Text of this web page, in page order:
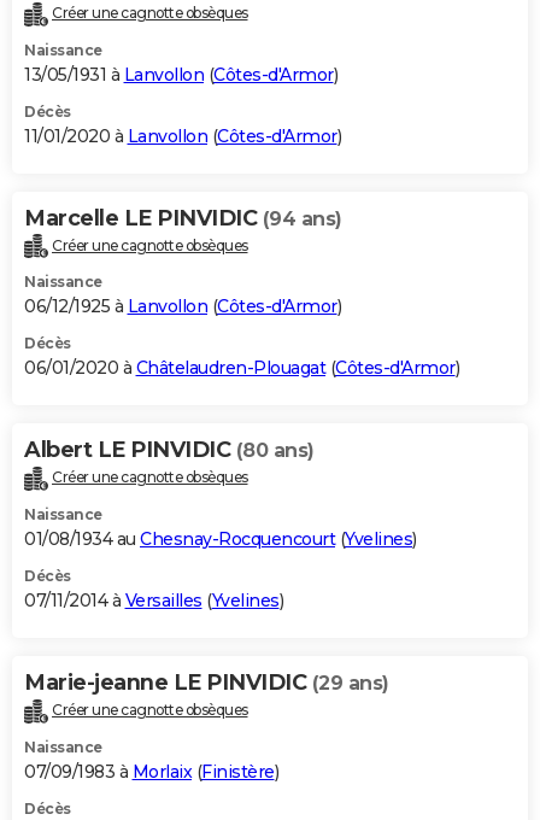
Créer une cagnotte obsèques
Naissance
13/05/1931 à Lanvollon (Côtes-d'Armor)
Décès
11/01/2020 à Lanvollon (Côtes-d'Armor)
Marcelle LE PINVIDIC (94 ans)
Créer une cagnotte obsèques
Naissance
06/12/1925 à Lanvollon (Côtes-d'Armor)
Décès
06/01/2020 à Châtelaudren-Plouagat(Côtes-d'Armor)
Albert LE PINVIDIC (80 ans)
Créer une cagnotte obsèques
Naissance
01/08/1934 au Chesnay-Rocquencourt(Yvelines)
Décès
07/11/2014 à Versailles (Yvelines)
Marie-jeanne LE PINVIDIC (29 ans)
Créer une cagnotte obsèques
Naissance
07/09/1983 à Morlaix(Finistère)
Décès